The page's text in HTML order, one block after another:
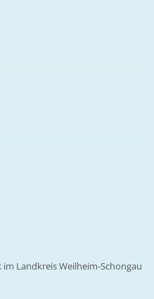
Landkreis Weilheim-Schongau